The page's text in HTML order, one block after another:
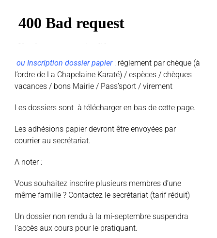
ou Inscription dossier papier: règlement par chèque (à
l’ordre de La Chapelaine Karaté) / espèces / chèques
vacances / bons Mairie / Pass’sport / virement
Les dossiers sont à télécharger en bas de cette page.
Les adhésions papier devront être envoyées par
courrier au secrétariat.
A noter :
Vous souhaitez inscrire plusieurs membres d’une
même famille ? Contactez le secrétariat (tarif réduit)
Un dossier non rendu à la mi-septembre suspendra
l’accès aux cours pour le pratiquant.